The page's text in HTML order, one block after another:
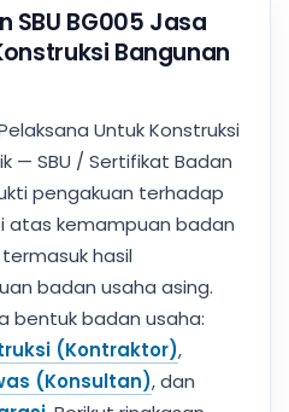
BG005 Jasa
Bangunan
Untuk Konstruksi
— SBU / Sertifikat Badan
pengakuan terhadap
atas kemampuan badan
hasil
badan usaha asing.
bentuk badan usaha:
(Kontraktor),
(Konsultan), dan